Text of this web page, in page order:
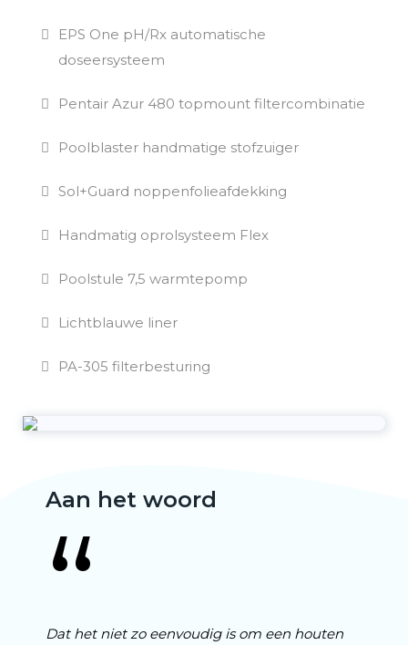
EPS One pH/Rx automatische
doseersysteem
Pentair Azur 480 topmount filtercombinatie
Poolblaster handmatige stofzuiger
Sol+Guard noppenfolieafdekking
Handmatig oprolsysteem Flex
Poolstule 7,5 warmtepomp
Lichtblauwe liner
PA-305 filterbesturing
Aan het woord
“
Dat het niet zo eenvoudig is om een houten